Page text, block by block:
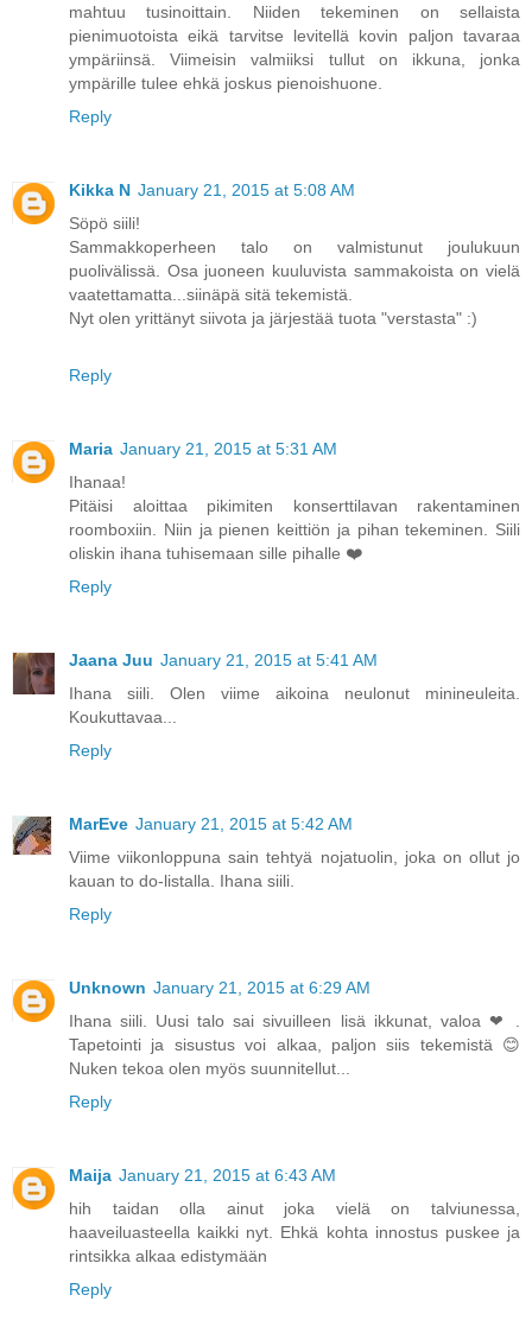
mahtuu tusinoittain. Niiden tekeminen on sellaista
pienimuotoista eikä tarvitse levitellä kovin paljon tavaraa
ympäriinsä. Viimeisin valmiiksi tullut on ikkuna, jonka
ympärille tulee ehkä joskus pienoishuone.
Reply
Kikka N January 21, 2015 at 5:08 AM
Söpö siili!
Sammakkoperheen talo on valmistunut joulukuun
puolivälissä. Osa juoneen kuuluvista sammakoista on vielä
vaatettamatta...siinäpä sitä tekemistä.
Nyt olen yrittänyt siivota ja järjestää tuota "verstasta" :)
Reply
Maria January 21, 2015 at 5:31 AM
Ihanaa!
Pitäisi aloittaa pikimiten konserttilavan rakentaminen
roomboxiin. Niin ja pienen keittiön ja pihan tekeminen. Siili
oliskin ihana tuhisemaan sille pihalle ❤️
Reply
Jaana Juu January 21, 2015 at 5:41 AM
Ihana siili. Olen viime aikoina neulonut minineuleita.
Koukuttavaa...
Reply
MarEve January 21, 2015 at 5:42 AM
Viime viikonloppuna sain tehtyä nojatuolin, joka on ollut jo
kauan to do-listalla. Ihana siili.
Reply
Unknown January 21, 2015 at 6:29 AM
Ihana siili. Uusi talo sai sivuilleen lisä ikkunat, valoa ❤ .
Tapetointi ja sisustus voi alkaa, paljon siis tekemistä 😊
Nuken tekoa olen myös suunnitellut...
Reply
Maija January 21, 2015 at 6:43 AM
hih taidan olla ainut joka vielä on talviunessa,
haaveiluasteella kaikki nyt. Ehkä kohta innostus puskee ja
rintsikka alkaa edistymään
Reply